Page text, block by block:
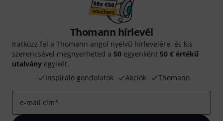
Thomann hírlevél
Iratkozz fel a Thomann angol nyelvű hírlevelére, és kis
szerencsével megnyerheted a 50 egyenként 50 € értékű
utalvány egyikét.
Inspiráló gondolatok
Akciók Thomann
e-mail cím*